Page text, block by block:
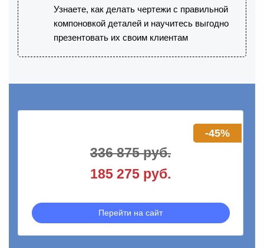
Узнаете, как делать чертежи с правильной
компоновкой деталей и научитесь выгодно
презентовать их своим клиентам
-45%
336 875 руб.
185 275 руб.
Перейти на сайт